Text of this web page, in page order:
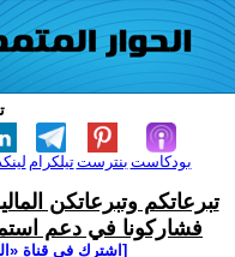
تيلكرامبنترست بودكاست
تبرعاتكم وتبرعاتكن
فشاركونا في دعم
[اشترك في قناة